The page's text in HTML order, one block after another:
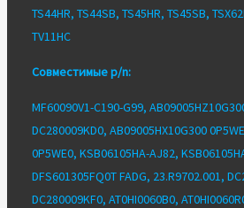
TS44HR, TS44SB, TS45HR, TS45SB,
TV11HC
Совместимые p/n:
MF60090V1-C190-G99,
DC280009KD0, AB09005HX10G300
0P5WE0, KSB06105HA-AJ82,
DFS601305FQ0T FADG, 23.R9702.001,
DC280009KF0, AT0HI0060B0,